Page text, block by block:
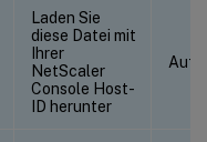
Laden Sie
diese Datei mit
Ihrer
NetScaler
Console Host-
ID herunter
Auf